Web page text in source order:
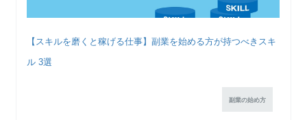
【スキルを磨くと稼げる仕事】副業を始める方が持つべきスキ
ル 3選
副業の始め方